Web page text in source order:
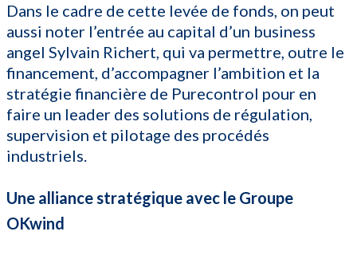
Dans le cadre de cette levée de fonds, on peut
aussi noter l’entrée au capital d’un business
angel Sylvain Richert, qui va permettre, outre le
financement, d’accompagner l’ambition et la
stratégie financière de Purecontrol pour en
faire un leader des solutions de régulation,
supervision et pilotage des procédés
industriels.
Une alliance stratégique avec le Groupe
OKwind